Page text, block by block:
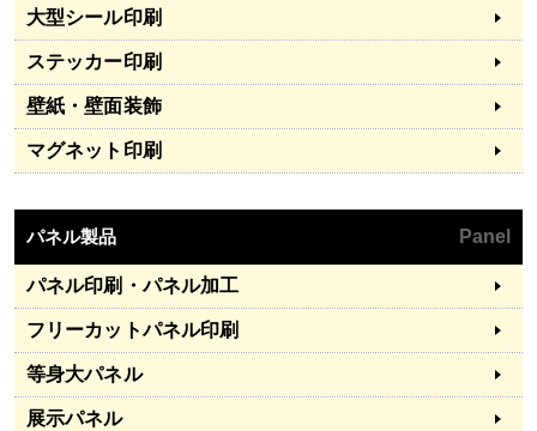
大型シール印刷
ステッカー印刷
壁紙・壁面装飾
マグネット印刷
パネル製品 Panel
パネル印刷・パネル加工
フリーカットパネル印刷
等身大パネル
展示パネル